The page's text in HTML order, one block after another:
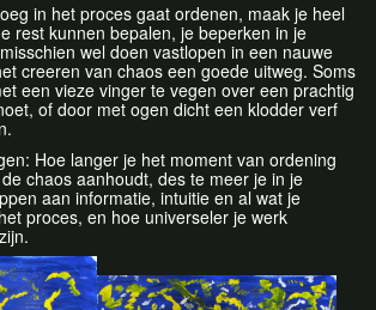
in het proces gaat ordenen, maak je heel
rest kunnen bepalen, je beperken in je
wel doen vastlopen in een nauwe
creeren van chaos een goede uitweg. Soms
een vieze vinger te vegen over een prachtig
of door met ogen dicht een klodder verf
Hoe langer je het moment van ordening
chaos aanhoudt, des te meer je in je
aan informatie, intuitie en al wat je
proces, en hoe universeler je werk